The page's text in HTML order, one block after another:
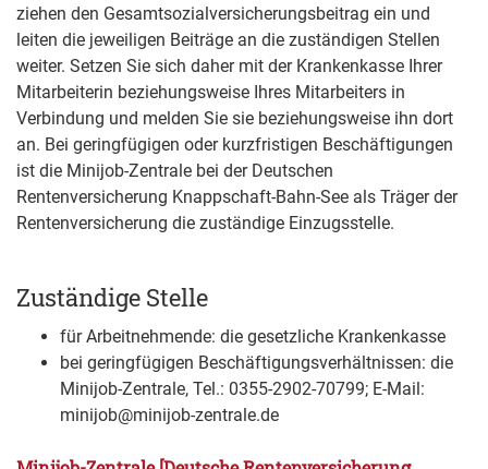
ziehen den Gesamtsozialversicherungsbeitrag ein und
leiten die jeweiligen Beiträge an die zuständigen Stellen
weiter. Setzen Sie sich daher mit der Krankenkasse Ihrer
Mitarbeiterin beziehungsweise Ihres Mitarbeiters in
Verbindung und melden Sie sie beziehungsweise ihn dort
an. Bei geringfügigen oder kurzfristigen Beschäftigungen
ist die Minijob-Zentrale bei der Deutschen
Rentenversicherung Knappschaft-Bahn-See als Träger der
Rentenversicherung die zuständige Einzugsstelle.
Zuständige Stelle
für Arbeitnehmende: die gesetzliche Krankenkasse
bei geringfügigen Beschäftigungsverhältnissen: die
Minijob-Zentrale, Tel.: 0355-2902-70799; E-Mail:
minijob@minijob-zentrale.de